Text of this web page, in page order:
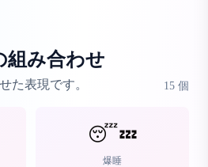
組み合わせ
た表現です。 15 個
😴💤
爆睡